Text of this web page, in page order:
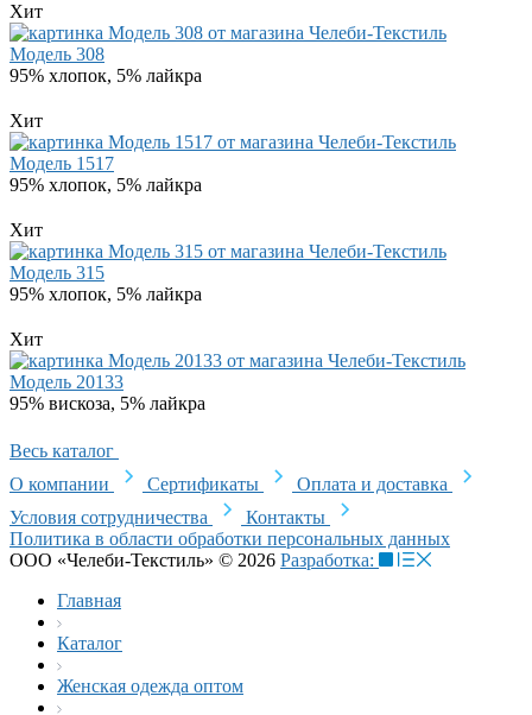
Хит
Модель 308
95% хлопок, 5% лайкра
Хит
Модель 1517
95% хлопок, 5% лайкра
Хит
Модель 315
95% хлопок, 5% лайкра
Хит
Модель 20133
95% вискоза, 5% лайкра
Весь каталог
О компании
Сертификаты
Оплата и доставка
Условия сотрудничества
Контакты
Политика в области обработки персональных данных
ООО «Челеби-Текстиль» © 2026 Разработка:
Главная
Каталог
Женская одежда оптом